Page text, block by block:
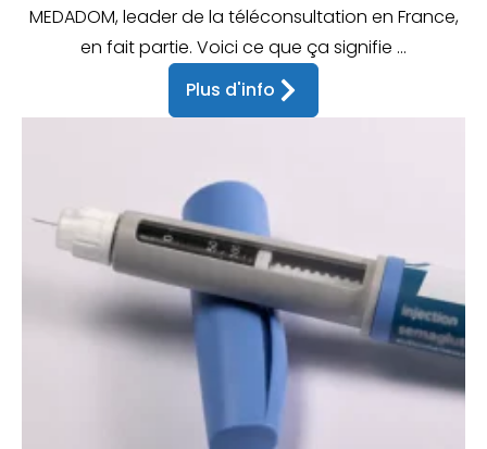
MEDADOM, leader de la téléconsultation en France,
en fait partie. Voici ce que ça signifie ...
Plus d'info